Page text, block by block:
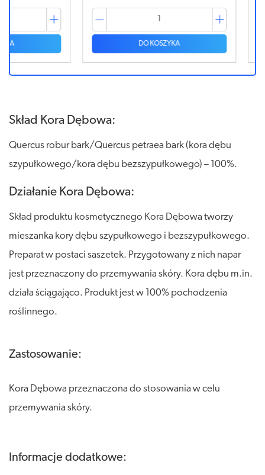
DO KOSZYKA
Skład Kora Dębowa:
Quercus robur bark/Quercus petraea bark (kora dębu
szypułkowego/kora dębu bezszypułkowego) – 100%.
Działanie Kora Dębowa:
Skład produktu kosmetycznego Kora Dębowa tworzy
mieszanka kory dębu szypułkowego i bezszypułkowego.
Preparat w postaci saszetek. Przygotowany z nich napar
jest przeznaczony do przemywania skóry. Kora dębu m.in.
działa ściągająco. Produkt jest w 100% pochodzenia
roślinnego.
Zastosowanie:
Kora Dębowa przeznaczona do stosowania w celu
przemywania skóry.
Informacje dodatkowe: